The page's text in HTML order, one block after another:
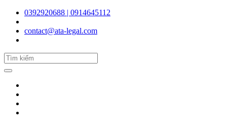
0392920688 | 0914645112
contact@ata-legal.com